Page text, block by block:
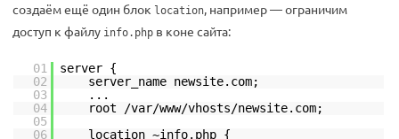
создаём ещё один блок location, например — ограничим
доступ к файлу info.php в коне сайта:
01
server {
02
server_name newsite.com;
03
...
04
root /var/www/vhosts/newsite.com;
05
06
location ~info.php {